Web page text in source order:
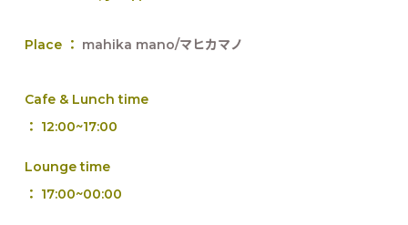
Place ： mahika mano/マヒカマノ
Cafe & Lunch time
： 12:00~17:00
Lounge time
： 17:00~00:00